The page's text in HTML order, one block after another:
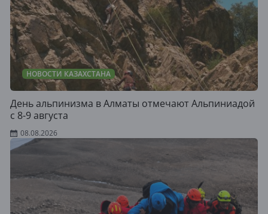
НОВОСТИ КАЗАХСТАНА
День альпинизма в Алматы отмечают Альпиниадой
с 8-9 августа
08.08.2026